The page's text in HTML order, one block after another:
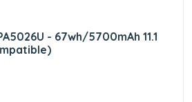
- 67wh/5700mAh 11.1